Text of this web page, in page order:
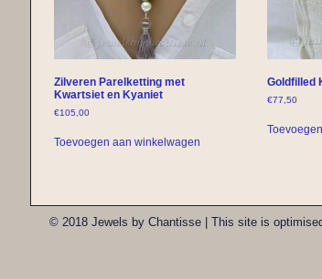
Zilveren Parelketting met
Kwartsiet en Kyaniet
€105,00
Toevoegen aan winkelwagen
Goldfilled
€77,50
© 2018 Jewels by Chantisse | This site is